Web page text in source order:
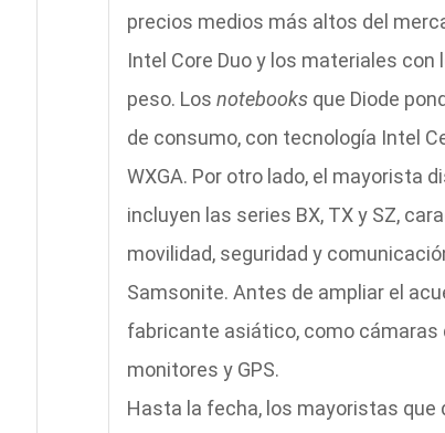
precios medios más altos del
Intel Core Duo y los materiales
peso. Los notebooksque Diode
de consumo, con tecnología Intel
WXGA. Por otro lado, el mayorista
incluyen las series BX, TX y SZ,
movilidad, seguridad y
Samsonite. Antes de ampliar el
fabricante asiático, como
monitores y GPS.
Hasta la fecha, los mayoristas que